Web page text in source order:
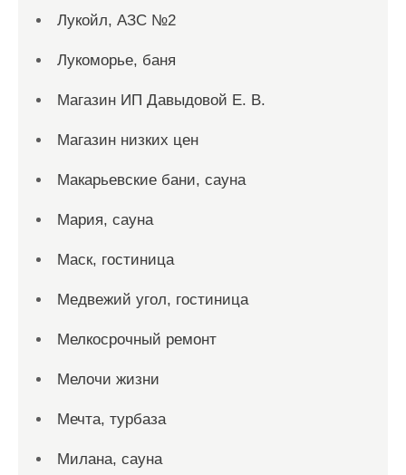
Лукойл, АЗС №2
Лукоморье, баня
Магазин ИП Давыдовой Е. В.
Магазин низких цен
Макарьевские бани, сауна
Мария, сауна
Маск, гостиница
Медвежий угол, гостиница
Мелкосрочный ремонт
Мелочи жизни
Мечта, турбаза
Милана, сауна